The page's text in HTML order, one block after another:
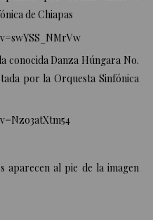
de Chiapas
conocida Danza Húngara No.
por la Orquesta Sinfónica
aparecen al pie de la imagen